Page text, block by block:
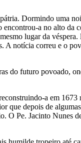
Dormindo uma
a no alto da
lugar da
A notícia correu e o
do futuro povoado,
a em
que depois de
O Pe. Jacinto Nunes